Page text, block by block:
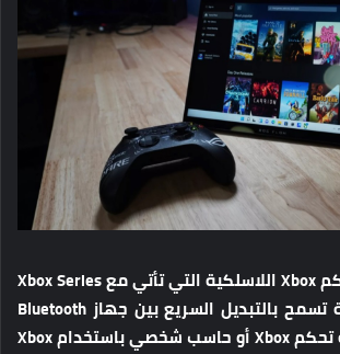
تشتمل يد تحكم Xbox اللاسلكية التي تأتي مع Xbox Series
X|S على ميزة تسمح بالتبديل السريع بين جهاز Bluetooth
مقترن بوحدة تحكم Xbox أو حاسب شخصي باستخدام Xbox